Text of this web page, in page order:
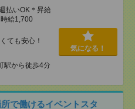
払いOK＊昇給
給1,700
ても安心！
駅から徒歩4分
気になる！
で働けるイベントスタ